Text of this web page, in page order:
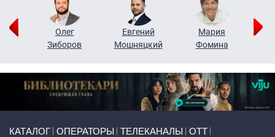
Олег
Зиборов
Евгений
Мошняцкий
Мария
Фомина
КАТАЛОГ ОПЕРАТОРЫ ТЕЛЕКАНАЛЫ ОТТ